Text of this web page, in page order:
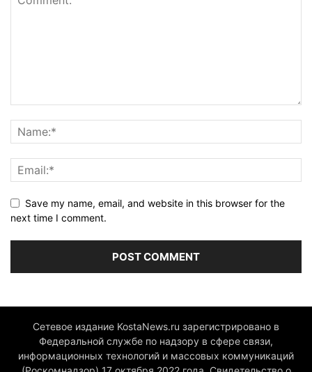
Save my name, email, and website in this browser for the
next time I comment.
Сетевое издание KostaNews.ru зарегистрировано в
Федеральной службе по надзору в сфере связи,
информационных технологий и массовых коммуникаций